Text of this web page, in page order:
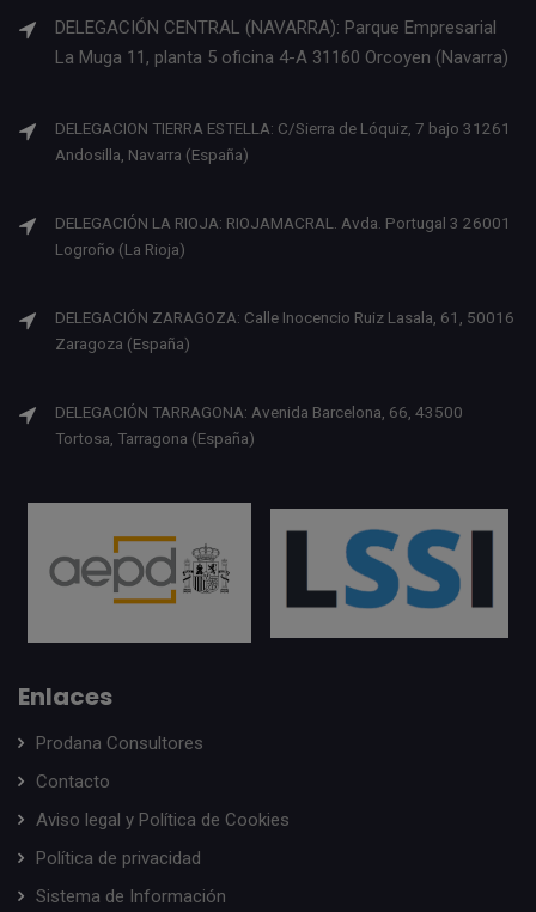
DELEGACIÓN CENTRAL (NAVARRA): Parque Empresarial
La Muga 11, planta 5 oficina 4-A 31160 Orcoyen (Navarra)
DELEGACION TIERRA ESTELLA: C/Sierra de Lóquiz, 7 bajo 31261
Andosilla, Navarra (España)
DELEGACIÓN LA RIOJA: RIOJAMACRAL. Avda. Portugal 3 26001
Logroño (La Rioja)
DELEGACIÓN ZARAGOZA: Calle Inocencio Ruiz Lasala, 61, 50016
Zaragoza (España)
DELEGACIÓN TARRAGONA: Avenida Barcelona, 66, 43500
Tortosa, Tarragona (España)
Enlaces
Prodana Consultores
Contacto
Aviso legal y Política de Cookies
Política de privacidad
Sistema de Información